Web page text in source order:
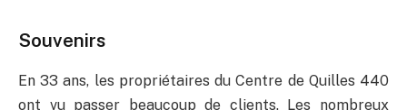
Souvenirs
En 33 ans, les propriétaires du Centre de Quilles 440
ont vu passer beaucoup de clients. Les nombreux